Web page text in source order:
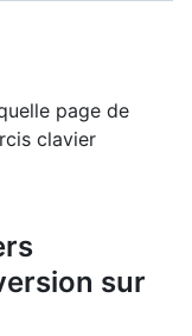
page de
clavier
sur